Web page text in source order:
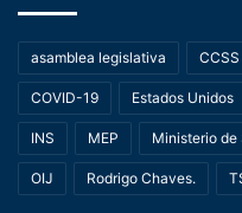
asamblea legislativa CCSS
COVID-19 Estados Unidos
INS MEP Ministerio de
OIJ Rodrigo Chaves.